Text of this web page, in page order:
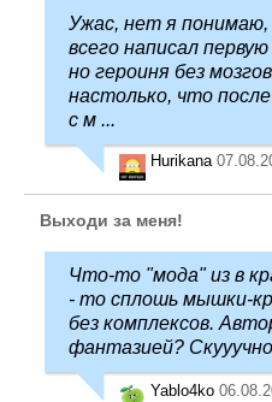
Ужас, нет я
всего написал
но героиня без
настолько, что
с м ...
Hurikana
Выходи за меня!
Что-то "мода" из в
- то сплошь мышки-
без комплексов.
фантазией?
Yablo4ko